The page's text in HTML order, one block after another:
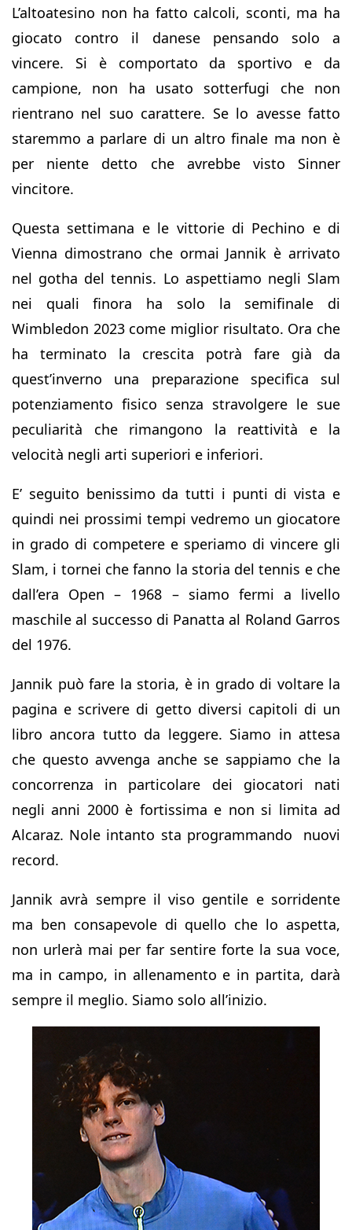
L’altoatesino non ha fatto calcoli, sconti, ma ha
giocato contro il danese pensando solo a
vincere. Si è comportato da sportivo e da
campione, non ha usato sotterfugi che non
rientrano nel suo carattere. Se lo avesse fatto
staremmo a parlare di un altro finale ma non è
per niente detto che avrebbe visto Sinner
vincitore.
Questa settimana e le vittorie di Pechino e di
Vienna dimostrano che ormai Jannik è arrivato
nel gotha del tennis. Lo aspettiamo negli Slam
nei quali finora ha solo la semifinale di
Wimbledon 2023 come miglior risultato. Ora che
ha terminato la crescita potrà fare già da
quest’inverno una preparazione specifica sul
potenziamento fisico senza stravolgere le sue
peculiarità che rimangono la reattività e la
velocità negli arti superiori e inferiori.
E’ seguito benissimo da tutti i punti di vista e
quindi nei prossimi tempi vedremo un giocatore
in grado di competere e speriamo di vincere gli
Slam, i tornei che fanno la storia del tennis e che
dall’era Open – 1968 – siamo fermi a livello
maschile al successo di Panatta al Roland Garros
del 1976.
Jannik può fare la storia, è in grado di voltare la
pagina e scrivere di getto diversi capitoli di un
libro ancora tutto da leggere. Siamo in attesa
che questo avvenga anche se sappiamo che la
concorrenza in particolare dei giocatori nati
negli anni 2000 è fortissima e non si limita ad
Alcaraz. Nole intanto sta programmando nuovi
record.
Jannik avrà sempre il viso gentile e sorridente
ma ben consapevole di quello che lo aspetta,
non urlerà mai per far sentire forte la sua voce,
ma in campo, in allenamento e in partita, darà
sempre il meglio. Siamo solo all’inizio.